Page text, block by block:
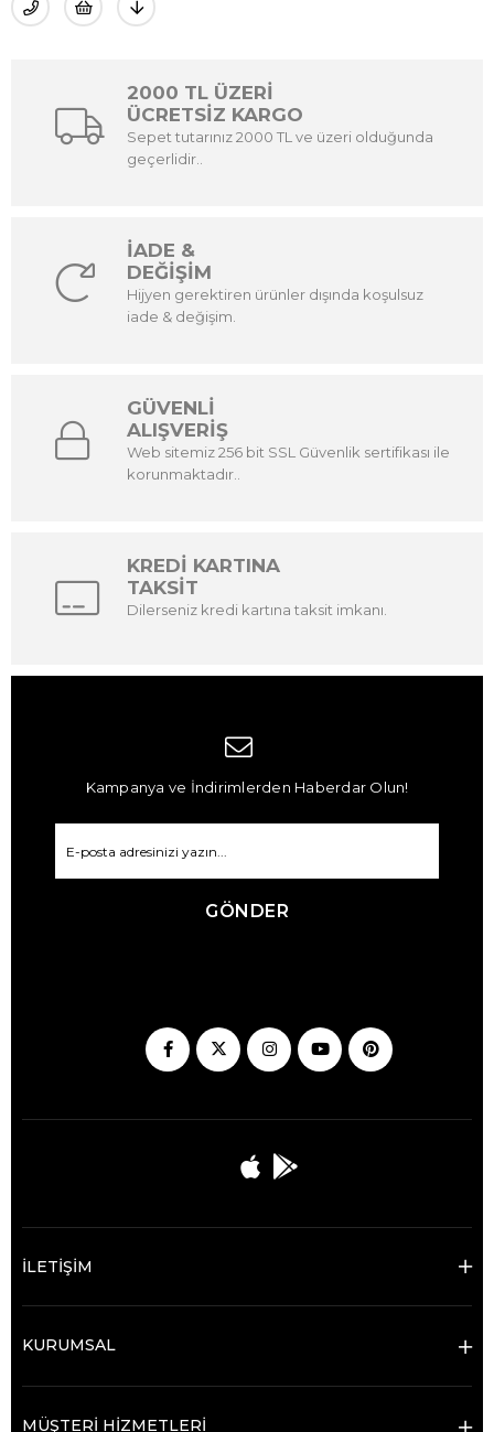
2000 TL ÜZERİ
ÜCRETSİZ KARGO
Sepet tutarınız 2000 TL ve üzeri olduğunda
geçerlidir..
İADE &
DEĞİŞİM
Hijyen gerektiren ürünler dışında koşulsuz
iade & değişim.
GÜVENLİ
ALIŞVERİŞ
Web sitemiz 256 bit SSL Güvenlik sertifikası ile
korunmaktadır..
KREDİ KARTINA
TAKSİT
Dilerseniz kredi kartına taksit imkanı.
Kampanya ve İndirimlerden Haberdar Olun!
GÖNDER
İLETİŞİM
KURUMSAL
MÜŞTERİ HİZMETLERİ